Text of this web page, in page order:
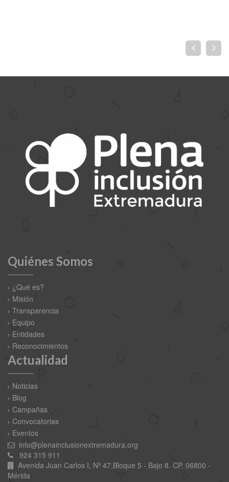
Quiénes Somos
¿Qué es?
Misión
Transparencia
Equipo
Entidades
Reconocimientos
Actualidad
Noticias
Blog
Campañas
Convocatorias
Eventos
info@plenainclusionextremadura.org
924 315 911
Avenida Juan Carlos I, Nº 47,Bloque 5 - Bajo 8. CP. 06800 -
Mérida